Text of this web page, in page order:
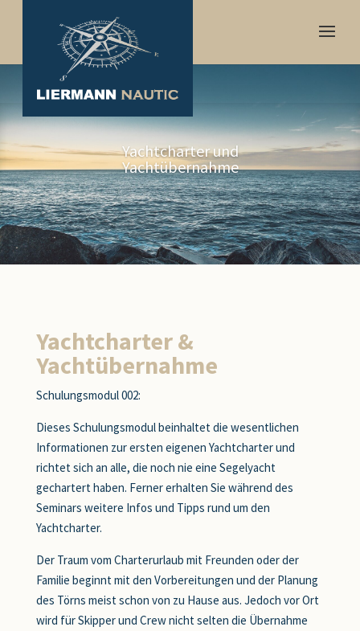
Yachtcharter und
Yachtübernahme
Yachtcharter &
Yachtübernahme
Schulungsmodul 002:
Dieses Schulungsmodul beinhaltet die wesentlichen
Informationen zur ersten eigenen Yachtcharter und
richtet sich an alle, die noch nie eine Segelyacht
gechartert haben. Ferner erhalten Sie während des
Seminars weitere Infos und Tipps rund um den
Yachtcharter.
Der Traum vom Charterurlaub mit Freunden oder der
Familie beginnt mit den Vorbereitungen und der Planung
des Törns meist schon von zu Hause aus. Jedoch vor Ort
wird für Skipper und Crew nicht selten die Übernahme